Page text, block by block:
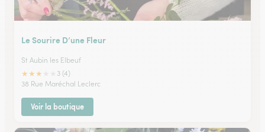
Le Sourire D’une Fleur
St Aubin les Elbeuf
★★★
3 (4)
38 Rue Maréchal Leclerc
Voir la boutique